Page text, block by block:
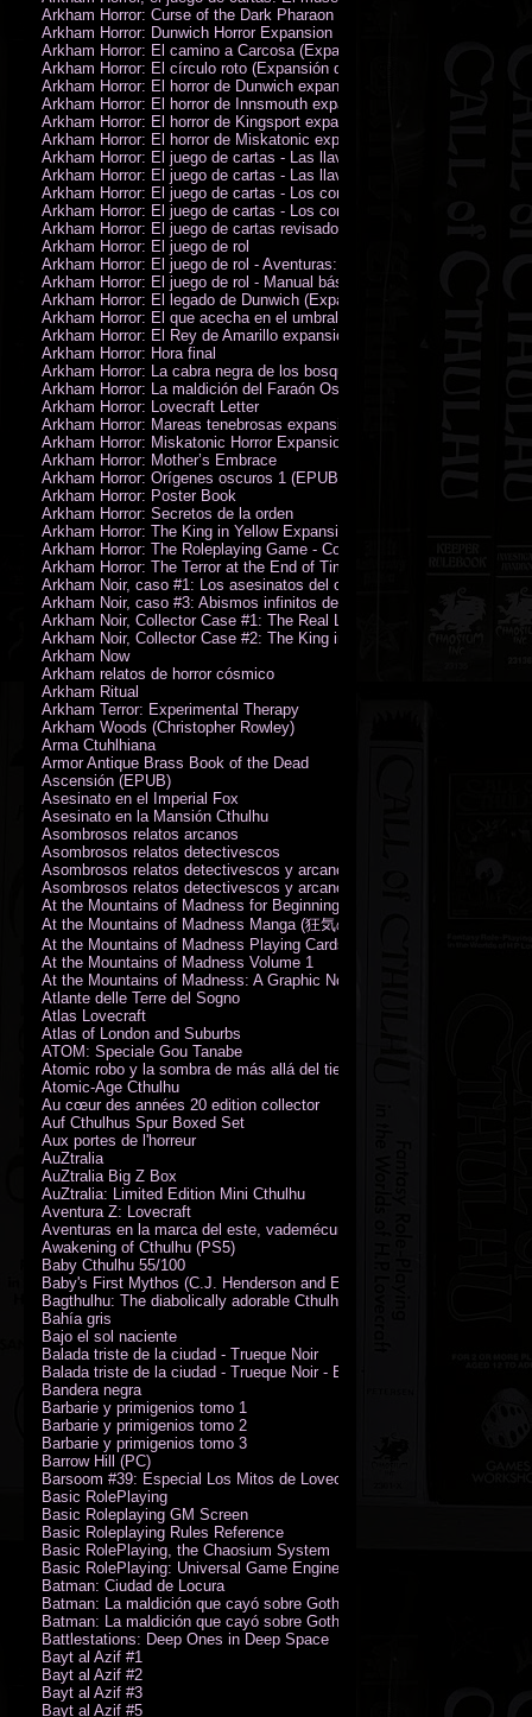
Arkham Horror: Curse of the Dark Pharaon Expansion
Arkham Horror: Dunwich Horror Expansion
Arkham Horror: El camino a Carcosa (Expansión de investigadores)
Arkham Horror: El círculo roto (Expansión de investigadores)
Arkham Horror: El horror de Dunwich expansión
Arkham Horror: El horror de Innsmouth expansión
Arkham Horror: El horror de Kingsport expansión
Arkham Horror: El horror de Miskatonic expansión
Arkham Horror: El juego de cartas - Las llaves escarlata - Campaña
Arkham Horror: El juego de cartas - Las llaves escarlata -
Arkham Horror: El juego de cartas - Los confines de la tierra -
Arkham Horror: El juego de cartas - Los confines de la tierra -
Arkham Horror: El juego de cartas revisado
Arkham Horror: El juego de rol
Arkham Horror: El juego de rol - Aventuras: Misterios de Arkham
Arkham Horror: El juego de rol - Manual básico
Arkham Horror: El legado de Dunwich (Expansión de investigadores)
Arkham Horror: El que acecha en el umbral expansión
Arkham Horror: El Rey de Amarillo expansión
Arkham Horror: Hora final
Arkham Horror: La cabra negra de los bosques expansión
Arkham Horror: La maldición del Faraón Oscuro expansión (revisada)
Arkham Horror: Lovecraft Letter
Arkham Horror: Mareas tenebrosas expansión
Arkham Horror: Miskatonic Horror Expansion
Arkham Horror: Mother’s Embrace
Arkham Horror: Orígenes oscuros 1 (EPUB)
Arkham Horror: Poster Book
Arkham Horror: Secretos de la orden
Arkham Horror: The King in Yellow Expansion
Arkham Horror: The Roleplaying Game - Core Rulebook (PDF)
Arkham Horror: The Terror at the End of Time
Arkham Noir, caso #1: Los asesinatos del culto de la bruja
Arkham Noir, caso #3: Abismos infinitos de oscuridad
Arkham Noir, Collector Case #1: The Real Leeds
Arkham Noir, Collector Case #2: The King in Yellow
Arkham Now
Arkham relatos de horror cósmico
Arkham Ritual
Arkham Terror: Experimental Therapy
Arkham Woods (Christopher Rowley)
Arma Ctuhlhiana
Armor Antique Brass Book of the Dead
Ascensión (EPUB)
Asesinato en el Imperial Fox
Asesinato en la Mansión Cthulhu
Asombrosos relatos arcanos
Asombrosos relatos detectivescos
Asombrosos relatos detectivescos y arcanos
Asombrosos relatos detectivescos y arcanos
At the Mountains of Madness for Beginning Readers
At the Mountains of Madness Manga (狂気の山脈)
At the Mountains of Madness Playing Cards
At the Mountains of Madness Volume 1
At the Mountains of Madness: A Graphic Novel
Atlante delle Terre del Sogno
Atlas Lovecraft
Atlas of London and Suburbs
ATOM: Speciale Gou Tanabe
Atomic robo y la sombra de más allá del tiempo
Atomic-Age Cthulhu
Au cœur des années 20 edition collector
Auf Cthulhus Spur Boxed Set
Aux portes de l'horreur
AuZtralia
AuZtralia Big Z Box
AuZtralia: Limited Edition Mini Cthulhu
Aventura Z: Lovecraft
Aventuras en la marca del este, vademécum de campaña
Awakening of Cthulhu (PS5)
Baby Cthulhu 55/100
Baby's First Mythos (C.J. Henderson and Erica Henderson)
Bagthulhu: The diabolically adorable Cthulhu plushie dicebag
Bahía gris
Bajo el sol naciente
Balada triste de la ciudad - Trueque Noir
Balada triste de la ciudad - Trueque Noir - Edición de coleccionista
Bandera negra
Barbarie y primigenios tomo 1
Barbarie y primigenios tomo 2
Barbarie y primigenios tomo 3
Barrow Hill (PC)
Barsoom #39: Especial Los Mitos de Lovecraft
Basic RolePlaying
Basic Roleplaying GM Screen
Basic Roleplaying Rules Reference
Basic RolePlaying, the Chaosium System
Basic RolePlaying: Universal Game Engine (PDF)
Batman: Ciudad de Locura
Batman: La maldición que cayó sobre Gotham
Batman: La maldición que cayó sobre Gotham
Battlestations: Deep Ones in Deep Space
Bayt al Azif #1
Bayt al Azif #2
Bayt al Azif #3
Bayt al Azif #5